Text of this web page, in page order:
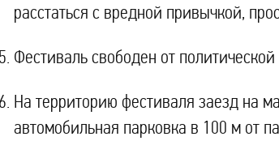
расстаться с вредной привычкой,
Фестиваль свободен от
На территорию фестиваля заезд на
автомобильная парковка в 100 м от